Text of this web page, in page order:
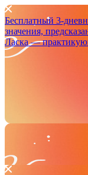
Бесплатный 3-
значения,
Ласка —